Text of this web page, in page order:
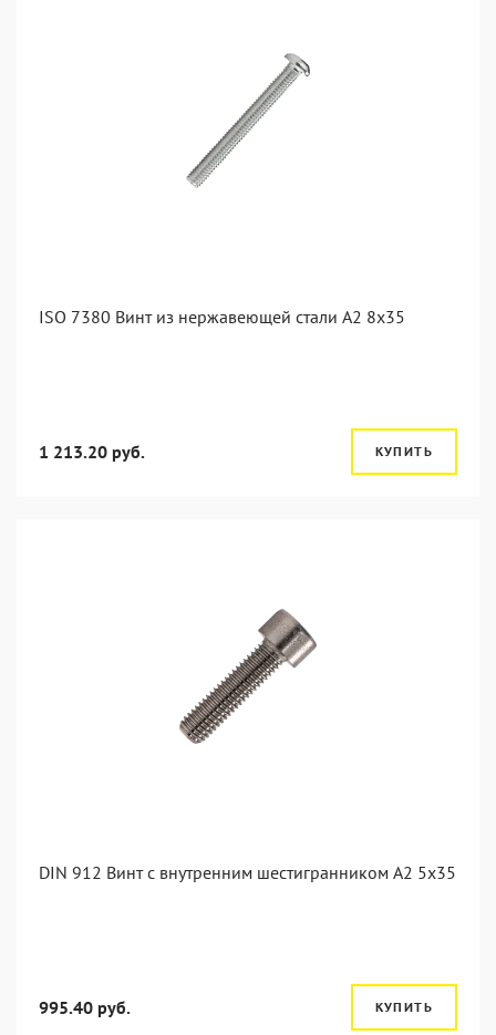
ISO 7380 Винт из нержавеющей стали А2 8х35
1 213.20 руб. КУПИТЬ
DIN 912 Винт с внутренним шестигранником А2 5х35
995.40 руб. КУПИТЬ